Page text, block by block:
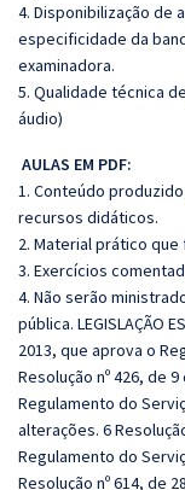
4. Disponibilização de
especificidade da
examinadora.
5. Qualidade técnica
áudio)
AULAS EM PDF:
1. Conteúdo
recursos didáticos.
2. Material prático
3. Exercícios
4. Não serão
pública. LEGISLAÇÃO
2013, que aprova o
Resolução nº 426, de
Regulamento do
alterações. 6
Regulamento do
Resolução nº 614, de